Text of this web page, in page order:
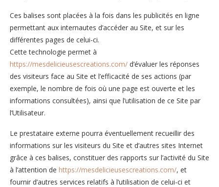
Ces balises sont placées à la fois dans les publicités en ligne
permettant aux internautes d’accéder au Site, et sur les
différentes pages de celui-ci.
Cette technologie permet à
https://mesdelicieusescreations.com/ d’évaluer les réponses
des visiteurs face au Site et l’efficacité de ses actions (par
exemple, le nombre de fois où une page est ouverte et les
informations consultées), ainsi que l’utilisation de ce Site par
l’Utilisateur.
Le prestataire externe pourra éventuellement recueillir des
informations sur les visiteurs du Site et d’autres sites Internet
grâce à ces balises, constituer des rapports sur l’activité du Site
à l’attention de https://mesdelicieusescreations.com/, et
fournir d’autres services relatifs à l’utilisation de celui-ci et